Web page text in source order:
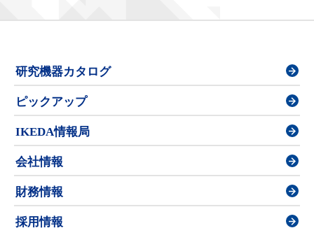
研究機器カタログ
ピックアップ
IKEDA情報局
会社情報
財務情報
採用情報